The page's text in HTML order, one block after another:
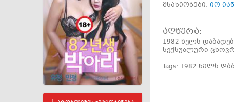
მსახიობები: იო
აღწერა:
1982 წელს
სექსუალური
Tags: 1982 წელს